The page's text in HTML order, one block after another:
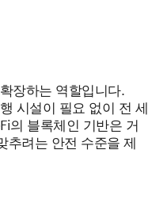
장하는 역할입니다.
시설이 필요 없이 전 세
의 블록체인 기반은 거
추려는 안전 수준을 제